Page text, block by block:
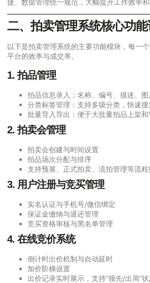
二、拍卖管理系统核心功
以下是拍卖管理系统的主要功能模块，每一
平台的效率与成交率。
1. 拍品管理
拍品信息录入：名称、编号、描述、
分类标签管理：支持多级分类，快速
批量导入导出：便于大批量拍品上架和
2. 拍卖会管理
拍卖会创建与时间设置
拍品场次分配与排序
支持预展、正式拍卖、流拍管理等流程
3. 用户注册与竞买管理
实名认证与手机号/微信绑定
保证金缴纳与退还管理
竞买资格审核与黑名单管理
4. 在线竞价系统
倒计时出价机制与自动延时
加价阶梯设置
出价记录实时展示，支持“领先/出局”